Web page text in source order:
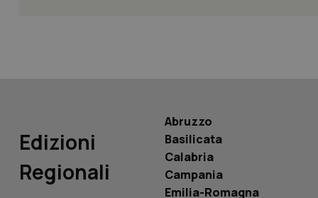
Edizioni
Regionali
Abruzzo
Basilicata
Calabria
Campania
Emilia-Romagna